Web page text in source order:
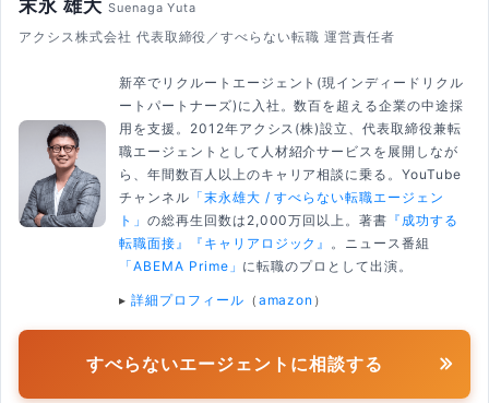
末永 雄大 Suenaga Yuta
アクシス株式会社 代表取締役／すべらない転職 運営責任者
新卒でリクルートエージェント(現インディードリクル
ートパートナーズ)に入社。数百を超える企業の中途採
用を支援。2012年アクシス(株)設立、代表取締役兼転
職エージェントとして人材紹介サービスを展開しなが
ら、年間数百人以上のキャリア相談に乗る。YouTube
チャンネル 「末永雄大 / すべらない転職エージェン
ト」 の総再生回数は2,000万回以上。著書 『成功する
転職面接』
『キャリアロジック』
。ニュース番組
「ABEMA Prime」 に転職のプロとして出演。
▸ 詳細プロフィール （ amazon ）
すべらないエージェントに相談する